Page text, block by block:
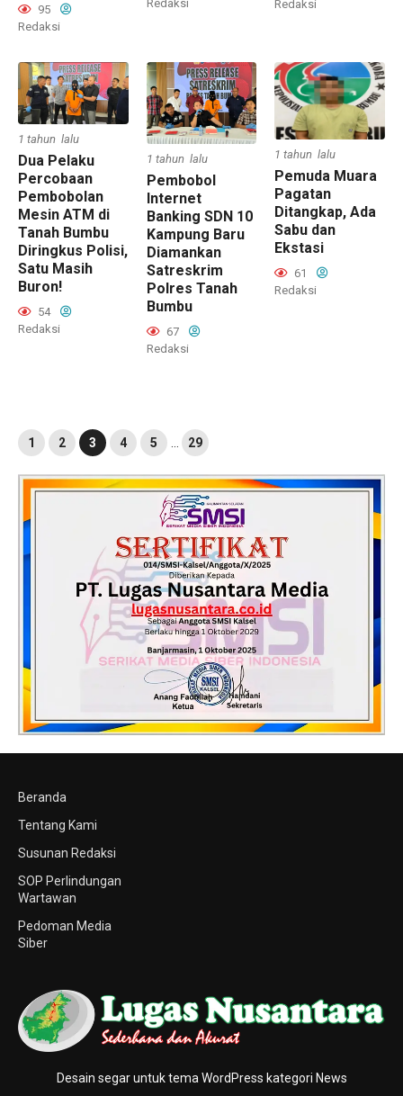
95
Redaksi
Redaksi
Redaksi
1 tahun lalu
Dua Pelaku
Percobaan
Pembobolan
Mesin ATM di
Tanah Bumbu
Diringkus Polisi,
Satu Masih
Buron!
54
Redaksi
1 tahun lalu
Pembobol
Internet
Banking SDN 10
Kampung Baru
Diamankan
Satreskrim
Polres Tanah
Bumbu
67
Redaksi
1 tahun lalu
Pemuda Muara
Pagatan
Ditangkap, Ada
Sabu dan
Ekstasi
61
Redaksi
1 2 3 4 5 … 29
Beranda
Tentang Kami
Susunan Redaksi
SOP Perlindungan
Wartawan
Pedoman Media
Siber
Desain segar untuk tema WordPress kategori News